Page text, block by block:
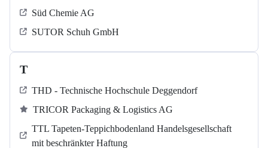
Süd Chemie AG
SUTOR Schuh GmbH
T
THD - Technische Hochschule Deggendorf
TRICOR Packaging & Logistics AG
TTL Tapeten-Teppichbodenland Handelsgesellschaft
mit beschränkter Haftung